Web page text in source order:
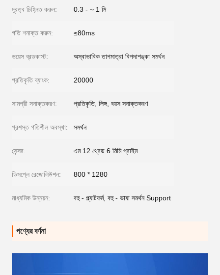
দূরত্ব চিহ্নিত করুন: 0.3 - ~ 1 মি
গতি শনাক্ত করুন: ≤80ms
ভয়েস ব্রডকাস্ট: অস্বাভাবিক তাপমাত্রা বিপদাশঙ্কা সমর্থন
প্রতিকৃতি ব্যাংক: 20000
সামগ্রী সনাক্তকরণ: প্রতিকৃতি, লিঙ্গ, বয়স সনাক্তকরণ
প্রশস্ত গতিশীল অবস্থা: সমর্থন
সেন্সর: এম 12 থ্রেড 6 মিমি প্রাইম
ডিসপ্লে রেজোলিউশন: 800 * 1280
মাধ্যমিক উন্নয়ন: বহু - প্ল্যাটফর্ম, বহু - ভাষা সমর্থন Support
পণ্যের বর্ণনা